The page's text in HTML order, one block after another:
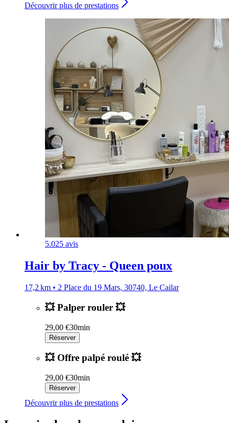
Découvrir plus de prestations
5.025 avis
Hair by Tracy - Queen poux
17,2 km • 2 Place du 19 Mars, 30740, Le Cailar
💥 Palper rouler 💥
29,00 €30min
Réserver
💥 Offre palpé roulé 💥
29,00 €30min
Réserver
Découvrir plus de prestations